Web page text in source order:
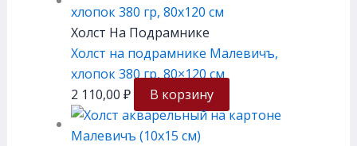
Холст На Подрамнике
Холст на подрамнике Малевичъ,
хлопок 380 гр, 80×120 см
2 110,00 ₽ В корзину